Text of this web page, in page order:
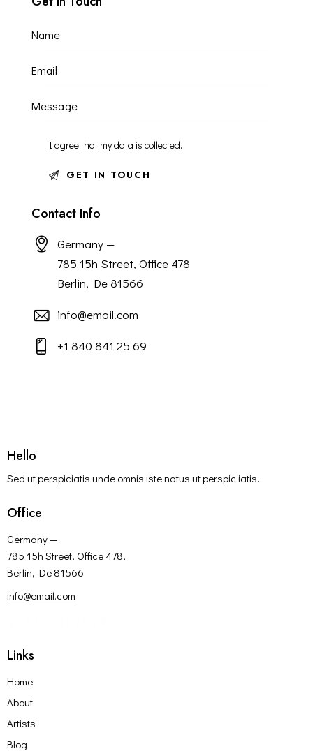
I agree that my data iscollected.
Contact Info
Germany —
785 15h Street, Office 478
Berlin, De 81566
info@email.com
+1 840 841 25 69
Hello
Sed ut perspiciatis unde omnis iste natus ut perspic iatis.
Office
Germany —
785 15h Street, Office 478,
Berlin, De 81566
info@email.com
Links
Home
About
Artists
Blog